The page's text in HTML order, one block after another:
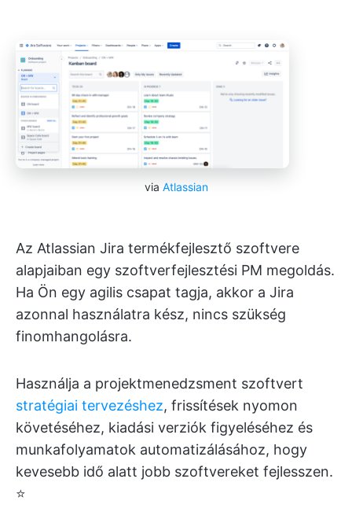
via Atlassian
Az Atlassian Jira termékfejlesztő szoftvere
alapjaiban egy szoftverfejlesztési PM megoldás.
Ha Ön egy agilis csapat tagja, akkor a Jira
azonnal használatra kész, nincs szükség
finomhangolásra.
Használja a projektmenedzsment szoftvert
stratégiai tervezéshez, frissítések nyomon
követéséhez, kiadási verziók figyeléséhez és
munkafolyamatok automatizálásához, hogy
kevesebb idő alatt jobb szoftvereket fejlesszen.
⭐